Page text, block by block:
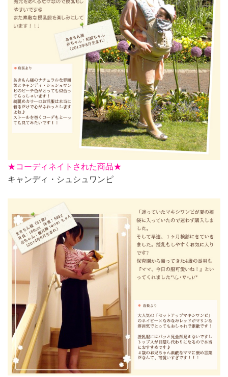
★コーディネイトされた商品★
キャンディ・シュシュワンピ